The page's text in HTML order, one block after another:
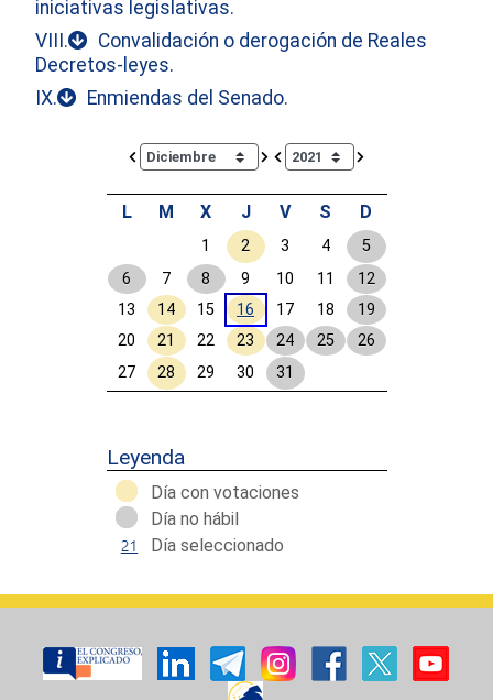
iniciativas legislativas.
VIII.
Convalidación o derogación de Reales
Decretos-leyes.
IX.
Enmiendas del Senado.
Calendar io de actividades. Doce Legislatura
L M X J V S D
1 2 3 4
5
6
7 8 9 10 11
12
13
14 15 16 17 18
19
20
21 22 23 24 25
26
27
28 29 30 31
Leyenda
Día con votaciones
Día no hábil
Día seleccionado